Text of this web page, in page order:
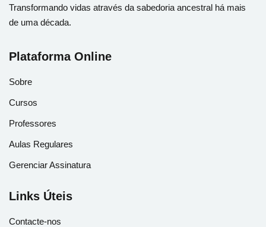
Transformando vidas através da sabedoria ancestral há mais
de uma década.
Plataforma Online
Sobre
Cursos
Professores
Aulas Regulares
Gerenciar Assinatura
Links Úteis
Contacte-nos